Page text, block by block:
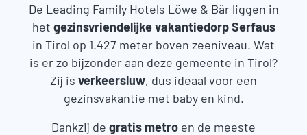
De Leading Family Hotels Löwe & Bär liggen in
het gezinsvriendelijke vakantiedorp Serfaus
in Tirol op 1.427 meter boven zeeniveau. Wat
is er zo bijzonder aan deze gemeente in Tirol?
Zij is verkeersluw, dus ideaal voor een
gezinsvakantie met baby en kind.
Dankzij de gratis metro en de meeste